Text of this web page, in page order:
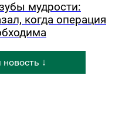
мудрости:
когда операция
↓